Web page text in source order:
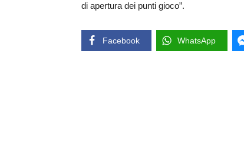
di apertura dei punti gioco”.
Facebook WhatsApp